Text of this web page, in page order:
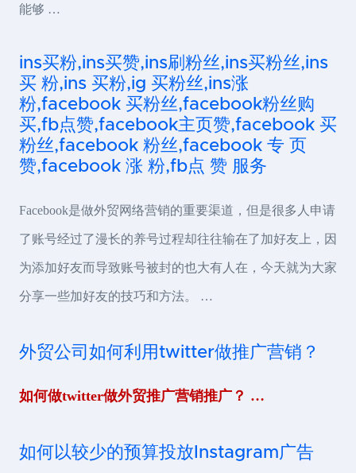
能够 …
ins买粉,ins买赞,ins刷粉丝,ins买粉丝,ins
买 粉,ins 买粉,ig 买粉丝,ins涨
粉,facebook 买粉丝,facebook粉丝购
买,fb点赞,facebook主页赞,facebook 买
粉丝,facebook 粉丝,facebook 专 页
赞,facebook 涨 粉,fb点 赞 服务
Facebook是做外贸网络营销的重要渠道，但是很多人申请
了账号经过了漫长的养号过程却往往输在了加好友上，因
为添加好友而导致账号被封的也大有人在，今天就为大家
分享一些加好友的技巧和方法。 …
外贸公司如何利用twitter做推广营销？
如何做twitter做外贸推广营销推广？ …
如何以较少的预算投放Instagram广告